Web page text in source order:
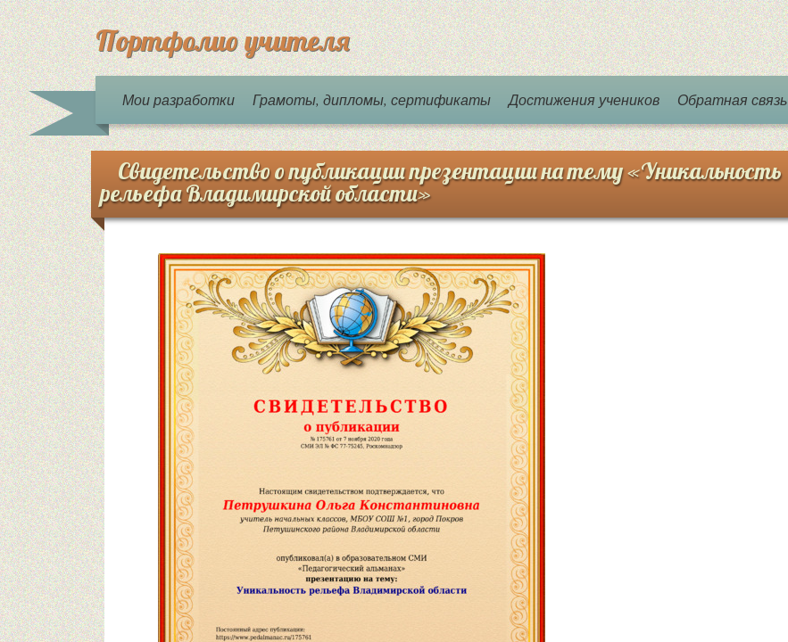
Портфолио учителя
Мои разработки Грамоты, дипломы, сертификаты Достижения учеников Обратная связь
Свидетельство о публикации презентации на тему «Уникальность
рельефа Владимирской области»